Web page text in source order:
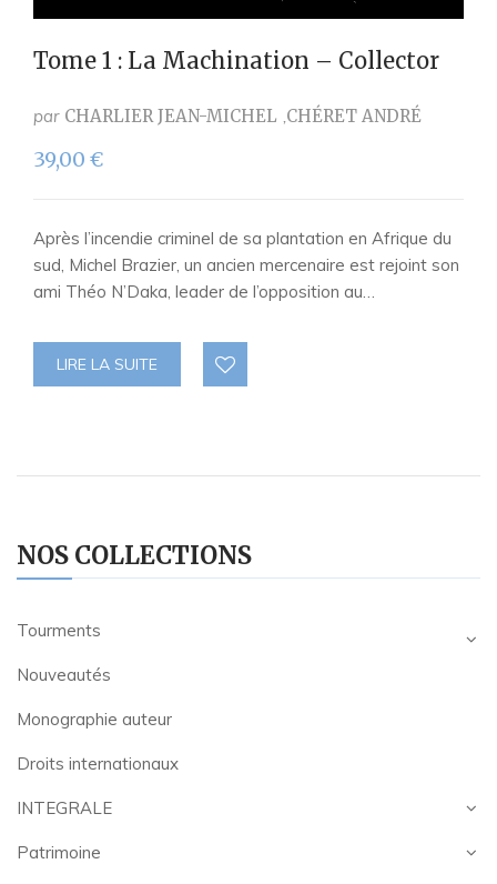
NOS COLLECTIONS
Tourments
Nouveautés
Monographie auteur
Droits internationaux
INTEGRALE
Patrimoine
Tome 1 : La Machination – Collector
par CHARLIER JEAN-MICHEL CHÉRET ANDRÉ
39,00 €
Après l’incendie criminel de sa plantation en Afrique du
sud, Michel Brazier, un ancien mercenaire est rejoint son
ami Théo N’Daka, leader de l’opposition au…
LIRE LA SUITE